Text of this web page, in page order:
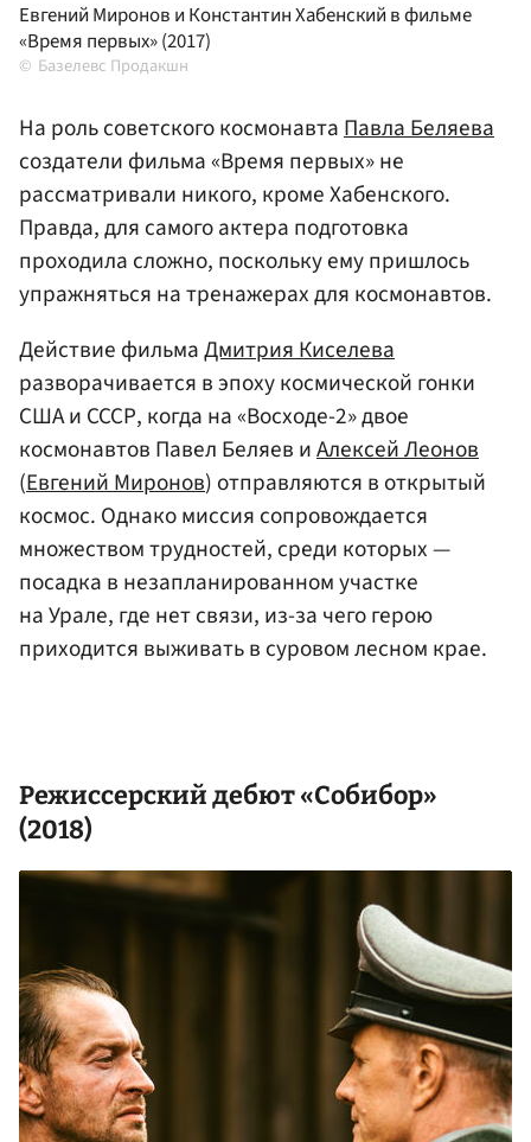
Евгений Миронов и Константин Хабенский в фильме
«Время первых» (2017)
Базелевс Продакшн
На роль советского космонавтаПавла Беляева
создатели фильма «Время первых» не
рассматривали никого, кроме Хабенского.
Правда, для самого актера подготовка
проходила сложно, поскольку ему пришлось
упражняться на тренажерах для космонавтов.
Действие фильмаДмитрия Киселева
разворачивается в эпоху космической гонки
США и СССР, когда на «Восходе-2» двое
космонавтов Павел Беляев иАлексей Леонов
(Евгений Миронов) отправляются в открытый
космос. Однако миссия сопровождается
множеством трудностей, среди которых —
посадка в незапланированном участке
на Урале, где нет связи, из-за чего герою
приходится выживать в суровом лесном крае.
Режиссерский дебют «Собибор»
(2018)